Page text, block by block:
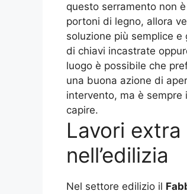
questo serramento non
portoni di legno, allora
soluzione più semplice
di chiavi incastrate
luogo è possibile che
una buona azione di
intervento, ma è sempre
capire.
Lavori
nell’edilizia
Nel settore edilizio il